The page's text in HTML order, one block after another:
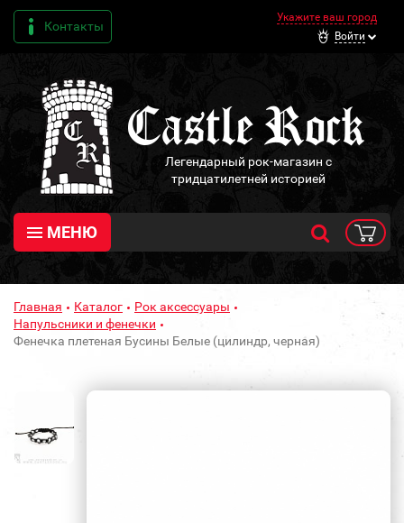
Контакты
Укажите ваш город
Войти
Легендарный рок-магазин с
тридцатилетней историей
МЕНЮ
Главная Каталог
Рок аксессуары
Напульсники и фенечки
Фенечка плетеная Бусины Белые (цилиндр, черная)